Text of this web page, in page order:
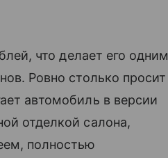
что делает его одним
Ровно столько просит
автомобиль в версии
отделкой салона,
полностью